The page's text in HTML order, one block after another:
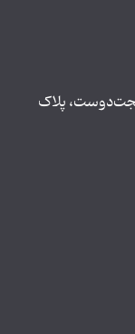
حجت‌دوست، پلاک